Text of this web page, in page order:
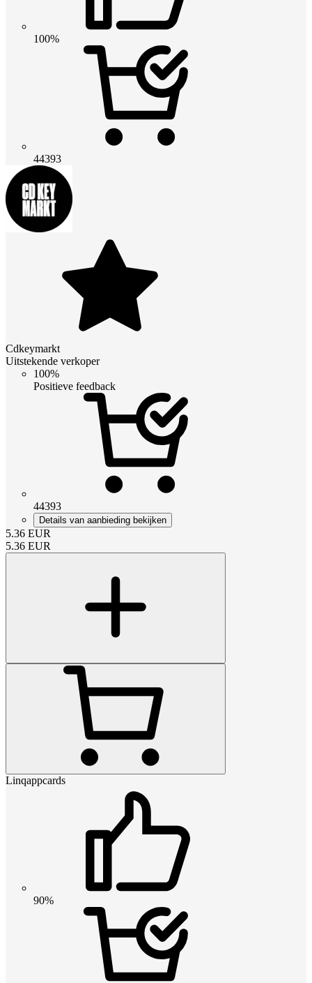
100%
44393
Cdkeymarkt
Uitstekende verkoper
100%
Positieve feedback
44393
Details van aanbieding bekijken
5.36 EUR
5.36 EUR
Linqappcards
90%